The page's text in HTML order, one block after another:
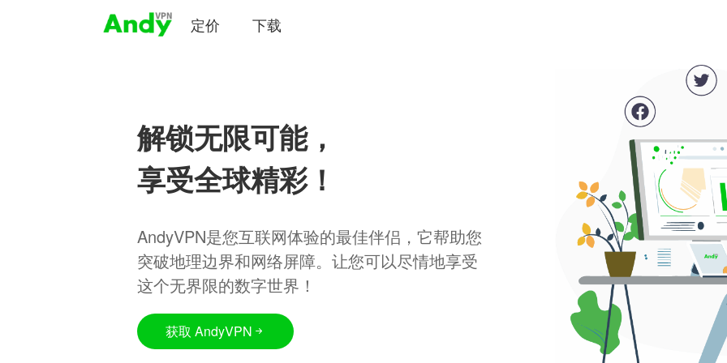
定价 下载
解锁无限可能，
享受全球精彩！
AndyVPN是您互联网体验的最佳伴侣，它帮助您
突破地理边界和网络屏障。让您可以尽情地享受
这个无界限的数字世界！
获取 AndyVPN